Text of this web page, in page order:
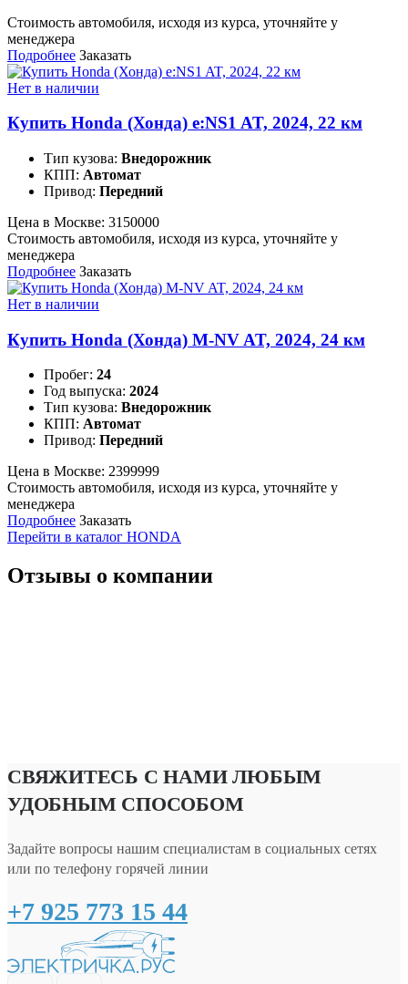
Стоимость автомобиля, исходя из курса, уточняйте у
менеджера
Подробнее Заказать
Нет в наличии
Купить Honda (Хонда) e:NS1 AT, 2024, 22 км
Тип кузова: Внедорожник
КПП: Автомат
Привод: Передний
Цена в Москве: 3150000
Стоимость автомобиля, исходя из курса, уточняйте у
менеджера
Подробнее Заказать
Нет в наличии
Купить Honda (Хонда) M-NV AT, 2024, 24 км
Пробег: 24
Год выпуска: 2024
Тип кузова: Внедорожник
КПП: Автомат
Привод: Передний
Цена в Москве: 2399999
Стоимость автомобиля, исходя из курса, уточняйте у
менеджера
Подробнее Заказать
Перейти в каталог HONDA
Отзывы о компании
СВЯЖИТЕСЬ С НАМИ ЛЮБЫМ
УДОБНЫМ СПОСОБОМ
Задайте вопросы нашим специалистам в социальных сетях
или по телефону горячей линии
+7 925 773 15 44